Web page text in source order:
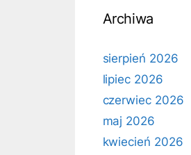
Archiwa
sierpień 2026
lipiec 2026
czerwiec 2026
maj 2026
kwiecień 2026